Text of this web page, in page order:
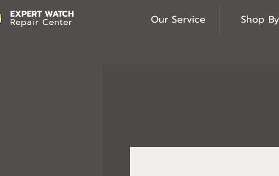
EXPERT WATCH
Repair Center Our Service Shop By